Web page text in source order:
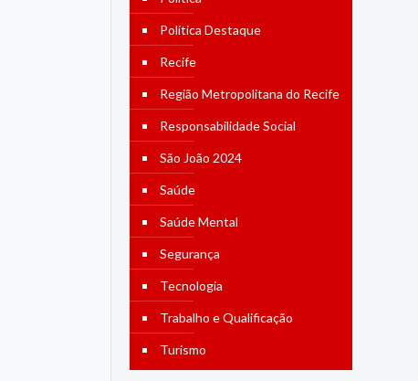
Política Destaque
Recife
Região Metropolitana do Recife
Responsabilidade Social
São João 2024
Saúde
Saúde Mental
Segurança
Tecnologia
Trabalho e Qualificação
Turismo